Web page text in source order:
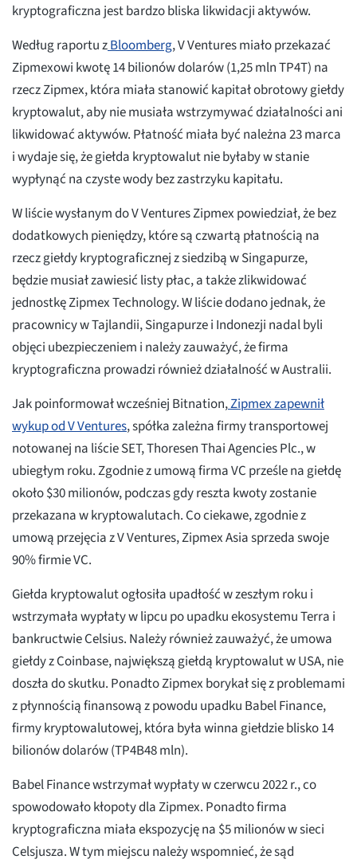
kryptograficzna jest bardzo bliska likwidacji aktywów.
Według raportu zBloomberg, V Ventures miało przekazać
Zipmexowi kwotę 14 bilionów dolarów (1,25 mln TP4T) na
rzecz Zipmex, która miała stanowić kapitał obrotowy giełdy
kryptowalut, aby nie musiała wstrzymywać działalności ani
likwidować aktywów. Płatność miała być należna 23 marca
i wydaje się, że giełda kryptowalut nie byłaby w stanie
wypłynąć na czyste wody bez zastrzyku kapitału.
W liście wysłanym do V Ventures Zipmex powiedział, że bez
dodatkowych pieniędzy, które są czwartą płatnością na
rzecz giełdy kryptograficznej z siedzibą w Singapurze,
będzie musiał zawiesić listy płac, a także zlikwidować
jednostkę Zipmex Technology. W liście dodano jednak, że
pracownicy w Tajlandii, Singapurze i Indonezji nadal byli
objęci ubezpieczeniem i należy zauważyć, że firma
kryptograficzna prowadzi również działalność w Australii.
Jak poinformował wcześniej Bitnation,Zipmex zapewnił
wykup od V Ventures, spółka zależna firmy transportowej
notowanej na liście SET, Thoresen Thai Agencies Plc., w
ubiegłym roku. Zgodnie z umową firma VC prześle na giełdę
około $30 milionów, podczas gdy reszta kwoty zostanie
przekazana w kryptowalutach. Co ciekawe, zgodnie z
umową przejęcia z V Ventures, Zipmex Asia sprzeda swoje
90% firmie VC.
Giełda kryptowalut ogłosiła upadłość w zeszłym roku i
wstrzymała wypłaty w lipcu po upadku ekosystemu Terra i
bankructwie Celsius. Należy również zauważyć, że umowa
giełdy z Coinbase, największą giełdą kryptowalut w USA, nie
doszła do skutku. Ponadto Zipmex borykał się z problemami
z płynnością finansową z powodu upadku Babel Finance,
firmy kryptowalutowej, która była winna giełdzie blisko 14
bilionów dolarów (TP4B48 mln).
Babel Finance wstrzymał wypłaty w czerwcu 2022 r., co
spowodowało kłopoty dla Zipmex. Ponadto firma
kryptograficzna miała ekspozycję na $5 milionów w sieci
Celsjusza. W tym miejscu należy wspomnieć, że sąd